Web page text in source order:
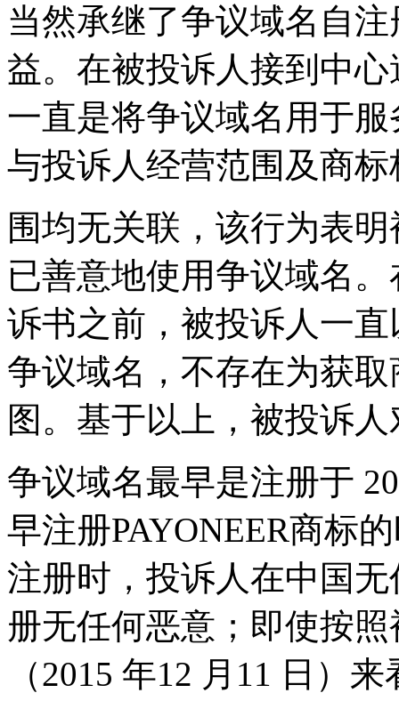
当然承继了争议域名自
益。在被投诉人接到中
一直是将争议域名用于
与投诉人经营范围及商
围均无关联，该行为表
已善意地使用争议域名
诉书之前，被投诉人一
争议域名，不存在为获
图。基于以上，被投诉
争议域名最早是注册于
早注册PAYONEER商标
注册时，投诉人在中国
册无任何恶意；即使按
（2015 年12 月11 日）